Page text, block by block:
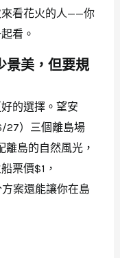
來看花火的人——你
看。
景美，但要規
的選擇。望安
27）三個離島場
島的自然風光，
票價$1，
案還能讓你在島